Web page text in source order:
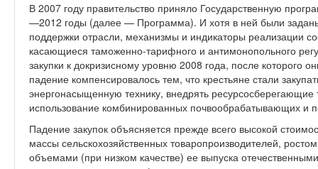
В 2007 году правительство приняло Государственную
—2012 годы (далее — Программа). И хотя в ней были
поддержки отрасли, механизмы и индикаторы реализации
касающиеся таможенно-тарифного и антимонопольного
закупки к докризисному уровню 2008 года, после которого
падение компенсировалось тем, что крестьяне стали
энергонасыщенную технику, внедрять
использование комбинированных почвообрабатывающих и
Падение закупок объясняется прежде всего высокой
массы сельскохозяйственных товаропроизводителей,
объемами (при низком качестве) ее выпуска